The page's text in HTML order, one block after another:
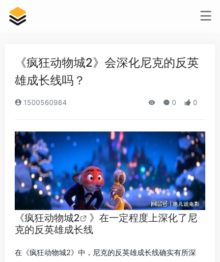
《疯狂动物城2》会深化尼克的反英
雄成长线吗？
1500560984 0 0
《疯狂动物城2
》在一定程度上深化了尼
克的反英雄成长线
在《疯狂动物城2》中，尼克的反英雄成长线确实有所深